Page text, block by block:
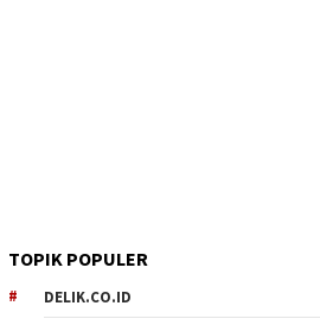
TOPIK POPULER
DELIK.CO.ID